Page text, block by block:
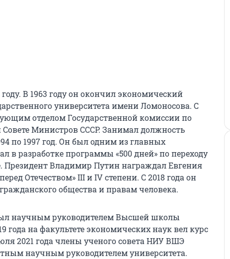
В 1963 году он окончил экономический
университета имени Ломоносова. С
отделом Государственной комиссии по
Министров СССР. Занимал должность
по 1997 год. Он был одним из главных
в разработке программы «500 дней» по переходу
Владимир Путин награждал Евгения
Отечеством» III и IV степени. С 2018 года он
общества и правам человека.
научным руководителем Высшей школы
на факультете экономических наук вел курс
2021 года члены ученого совета НИУ ВШЭ
научным руководителем университета.